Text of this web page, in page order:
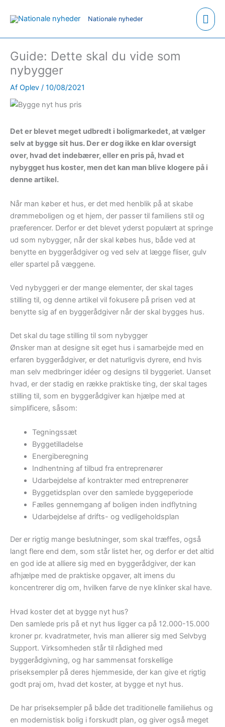
Nationale nyheder
Guide: Dette skal du vide som
nybygger
Af Oplev / 10/08/2021
Det er blevet meget udbredt i boligmarkedet, at vælger
selv at bygge sit hus. Der er dog ikke en klar oversigt
over, hvad det indebærer, eller en pris på, hvad et
nybygget hus koster, men det kan man blive klogere på i
denne artikel.
Når man køber et hus, er det med henblik på at skabe
drømmeboligen og et hjem, der passer til familiens stil og
præferencer. Derfor er det blevet yderst populært at springe
ud som nybygger, når der skal købes hus, både ved at
benytte en byggerådgiver og ved selv at lægge fliser, gulv
eller spartel på væggene.
Ved nybyggeri er der mange elementer, der skal tages
stilling til, og denne artikel vil fokusere på prisen ved at
benytte sig af en byggerådgiver når der skal bygges hus.
Det skal du tage stilling til som nybygger
Ønsker man at designe sit eget hus i samarbejde med en
erfaren byggerådgiver, er det naturligvis dyrere, end hvis
man selv medbringer idéer og designs til byggeriet. Uanset
hvad, er der stadig en række praktiske ting, der skal tages
stilling til, som en byggerådgiver kan hjælpe med at
simplificere, såsom:
Tegningssæt
Byggetilladelse
Energiberegning
Indhentning af tilbud fra entreprenører
Udarbejdelse af kontrakter med entreprenører
Byggetidsplan over den samlede byggeperiode
Fælles gennemgang af boligen inden indflytning
Udarbejdelse af drifts- og vedligeholdsplan
Der er rigtig mange beslutninger, som skal træffes, også
langt flere end dem, som står listet her, og derfor er det altid
en god ide at alliere sig med en byggerådgiver, der kan
afhjælpe med de praktiske opgaver, alt imens du
koncentrerer dig om, hvilken farve de nye klinker skal have.
Hvad koster det at bygge nyt hus?
Den samlede pris på et nyt hus ligger ca på 12.000-15.000
kroner pr. kvadratmeter, hvis man allierer sig med Selvbyg
Support. Virksomheden står til rådighed med
byggerådgivning, og har sammensat forskellige
priseksempler på deres hjemmeside, der kan give et rigtig
godt praj om, hvad det koster, at bygge et nyt hus.
De har priseksempler på både det traditionelle familiehus og
en modernistisk bolig i forskudt plan, og giver også meget